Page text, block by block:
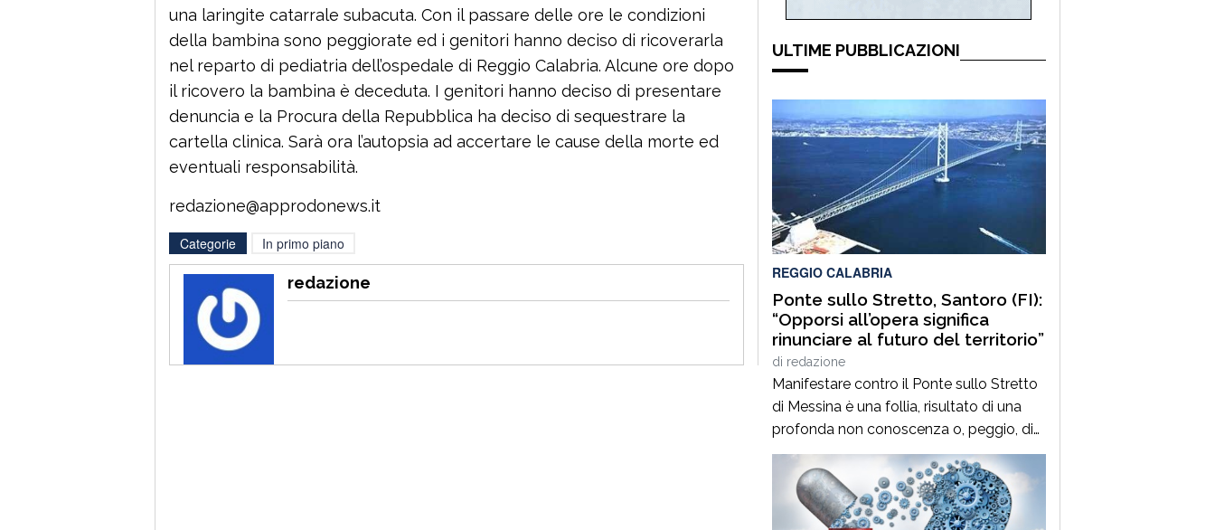
una laringite catarrale subacuta. Con il passare delle ore le condizioni
della bambina sono peggiorate ed i genitori hanno deciso di ricoverarla
nel reparto di pediatria dell’ospedale di Reggio Calabria. Alcune ore dopo
il ricovero la bambina è deceduta. I genitori hanno deciso di presentare
denuncia e la Procura della Repubblica ha deciso di sequestrare la
cartella clinica. Sarà ora l’autopsia ad accertare le cause della morte ed
eventuali responsabilità.
redazione@approdonews.it
Categorie In primo piano
redazione
ULTIME PUBBLICAZIONI
REGGIO CALABRIA
Ponte sullo Stretto, Santoro (FI):
“Opporsi all’opera significa
rinunciare al futuro del territorio”
di redazione
Manifestare contro il Ponte sullo Stretto
di Messina è una follia, risultato di una
profonda non conoscenza o, peggio, di
una cecità di natura politica che rende
incapaci di comprendere il valore
dell’Opera per il nostro territorio e per la
nostra Città in termini di crescita